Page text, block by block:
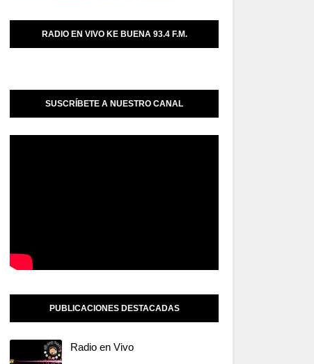
RADIO EN VIVO KE BUENA 93.4 F.M.
SUSCRÍBETE A NUESTRO CANAL
PUBLICACIONES DESTACADAS
Radio en Vivo